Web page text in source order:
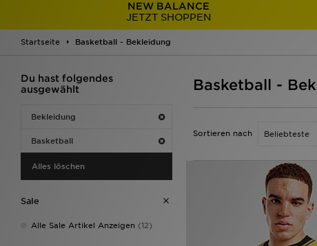
NEW BALANCE
JETZT SHOPPEN
Startseite Basketball - Bekleidung
Du hast folgendes
ausgewählt
Bekleidung
Basketball
Alles löschen
Sale
Alle Sale Artikel Anzeigen (12)
Basketball -
Sortieren nach